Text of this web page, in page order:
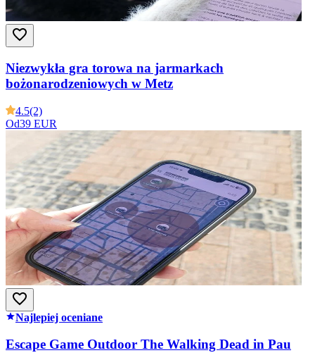
Niezwykła gra torowa na jarmarkach
bożonarodzeniowych w Metz
4.5(2)
Od39 EUR
Najlepiej oceniane
Escape Game Outdoor The Walking Dead in Pau